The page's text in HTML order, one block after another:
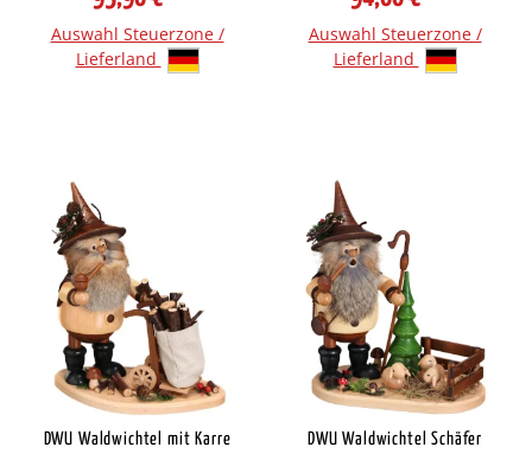
Auswahl Steuerzone /
Lieferland
Auswahl Steuerzone /
Lieferland
DWU Waldwichtel mit Karre DWU Waldwichtel Schäfer